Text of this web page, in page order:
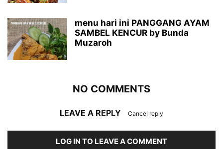
menu hari ini PANGGANG AYAM
SAMBEL KENCUR by Bunda
Muzaroh
NO COMMENTS
LEAVE A REPLY Cancel reply
LOG IN TO LEAVE A COMMENT